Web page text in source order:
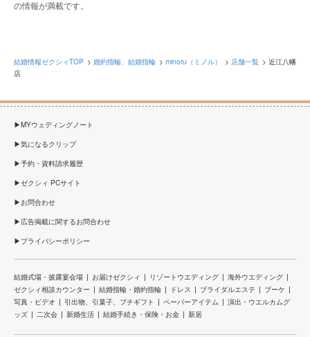
の情報が満載です。
結婚情報ゼクシィTOP 婚約指輪、結婚指輪 minoru（ミノル） 店舗一覧
近江八幡
店
MYウェディングノート
気になるクリップ
予約・資料請求履歴
ゼクシィ PCサイト
お問合わせ
広告掲載に関するお問合わせ
プライバシーポリシー
結婚式場・披露宴会場 お届けゼクシィ リゾートウエディング
海外ウエディング
ゼクシィ相談カウンター
結婚指輪・婚約指輪 ドレス ブライダルエステ
ブーケ
写真・ビデオ
引出物、引菓子、プチギフト ペーパーアイテム
演出・ウエルカムグ
ッズ
二次会 新婚生活 結婚手続き・保険・お金 新居